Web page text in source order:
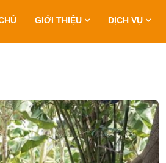
GIỚI THIỆU DỊCH VỤ